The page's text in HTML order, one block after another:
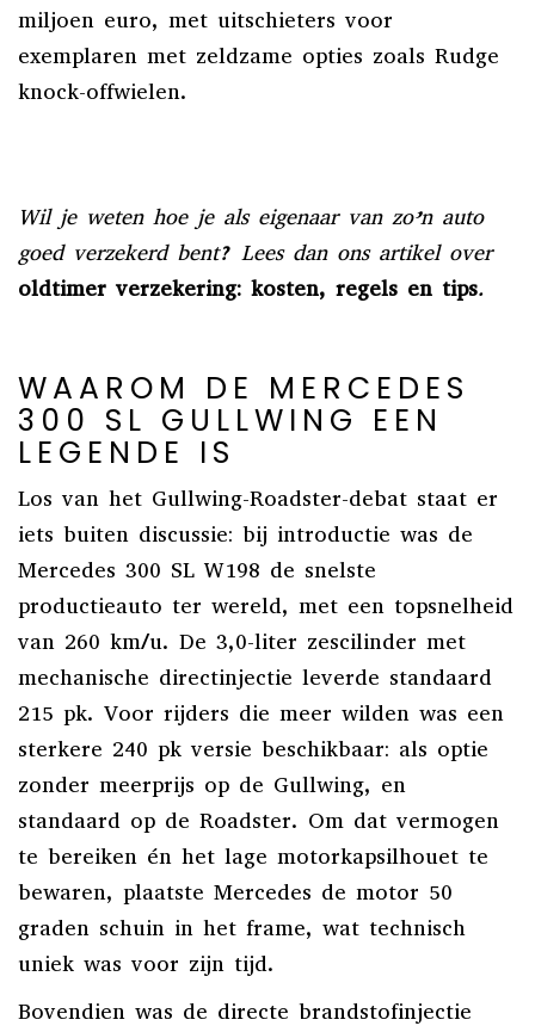
miljoen euro, met uitschieters voor
exemplaren met zeldzame opties zoals Rudge
knock-offwielen.
Wil je weten hoe je als eigenaar van zo’n auto
goed verzekerd bent? Lees dan ons artikel over
oldtimer verzekering: kosten, regels en tips.
WAAROM DE MERCEDES
300 SL GULLWING EEN
LEGENDE IS
Los van het Gullwing-Roadster-debat staat er
iets buiten discussie: bij introductie was de
Mercedes 300 SL W198 de snelste
productieauto ter wereld, met een topsnelheid
van 260 km/u. De 3,0-liter zescilinder met
mechanische directinjectie leverde standaard
215 pk. Voor rijders die meer wilden was een
sterkere 240 pk versie beschikbaar: als optie
zonder meerprijs op de Gullwing, en
standaard op de Roadster. Om dat vermogen
te bereiken én het lage motorkapsilhouet te
bewaren, plaatste Mercedes de motor 50
graden schuin in het frame, wat technisch
uniek was voor zijn tijd.
Bovendien was de directe brandstofinjectie